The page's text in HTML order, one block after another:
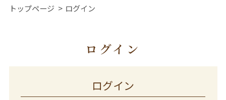
トップページ ログイン
ログイン
ログイン